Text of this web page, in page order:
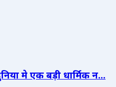
मे एक बड़ी धार्मिक न...